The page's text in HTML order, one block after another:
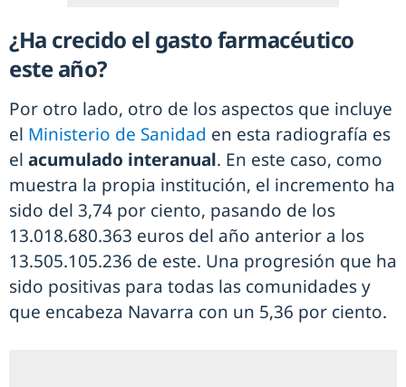
¿Ha crecido el gasto farmacéutico
este año?
Por otro lado, otro de los aspectos que incluye
el Ministerio de Sanidad en esta radiografía es
el acumulado interanual. En este caso, como
muestra la propia institución, el incremento ha
sido del 3,74 por ciento, pasando de los
13.018.680.363 euros del año anterior a los
13.505.105.236 de este. Una progresión que ha
sido positivas para todas las comunidades y
que encabeza Navarra con un 5,36 por ciento.